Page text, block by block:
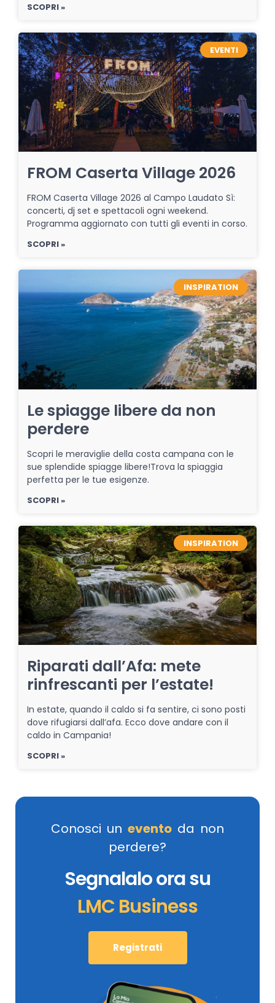
SCOPRI »
EVENTI
FROM Caserta Village 2026
FROM Caserta Village 2026 al Campo Laudato Sì:
concerti, dj set e spettacoli ogni weekend.
Programma aggiornato con tutti gli eventi in corso.
SCOPRI »
INSPIRATION
Le spiagge libere da non
perdere
Scopri le meraviglie della costa campana con le
sue splendide spiagge libere!Trova la spiaggia
perfetta per le tue esigenze.
SCOPRI »
INSPIRATION
Riparati dall’Afa: mete
rinfrescanti per l’estate!
In estate, quando il caldo si fa sentire, ci sono posti
dove rifugiarsi dall’afa. Ecco dove andare con il
caldo in Campania!
SCOPRI »
Conosci un evento da non
perdere?
Segnalalo ora su
LMC Business
Registrati